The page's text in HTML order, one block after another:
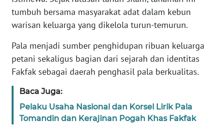
tumbuh bersama masyarakat adat dalam kebun
warisan keluarga yang dikelola turun-temurun.
Pala menjadi sumber penghidupan ribuan keluarga
petani sekaligus bagian dari sejarah dan identitas
Fakfak sebagai daerah penghasil pala berkualitas.
Baca Juga:
Pelaku Usaha Nasional dan Korsel Lirik Pala
Tomandin dan Kerajinan Pogah Khas Fakfak
RIAU
WN
WN
JAMBI
SULTRA